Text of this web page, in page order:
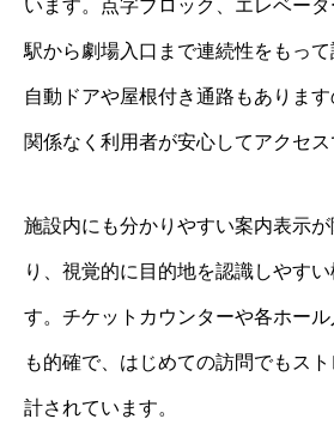
います。点字ブロック、エレベー
駅から劇場入口まで連続性をもって
自動ドアや屋根付き通路もありま
関係なく利用者が安心してアクセス
施設内にも分かりやすい案内表示
り、視覚的に目的地を認識しやす
す。チケットカウンターや各ホー
も的確で、はじめての訪問でもス
計されています。